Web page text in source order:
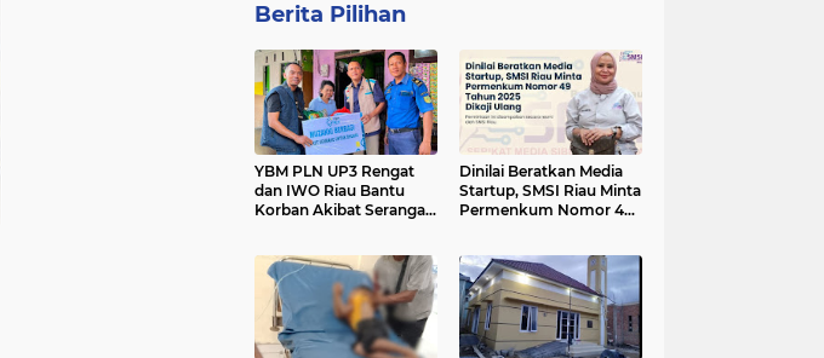
Berita Pilihan
YBM PLN UP3 Rengat
dan IWO Riau Bantu
Korban Akibat Serangan
Dinilai Beratkan Media
Startup, SMSI Riau Minta
Permenkum Nomor 49